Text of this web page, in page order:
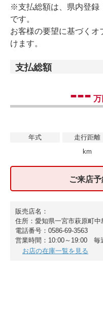
※支払総額は、県内登録
です。
お客様の要望に基づくオ
けます。
支払総額
--- 万
年式
走行距離
km
ご来店
販売店名：
住所：愛知県一宮市萩原町中
電話番号：0586-69-3563
営業時間：10:00～19:00 毎
お店の在庫一覧を見る